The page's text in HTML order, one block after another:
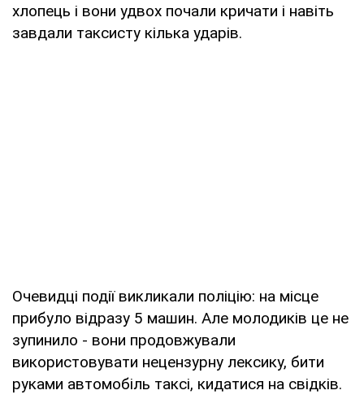
хлопець і вони удвох почали кричати і навіть
завдали таксисту кілька ударів.
Очевидці події викликали поліцію: на місце
прибуло відразу 5 машин. Але молодиків це не
зупинило - вони продовжували
використовувати нецензурну лексику, бити
руками автомобіль таксі, кидатися на свідків.